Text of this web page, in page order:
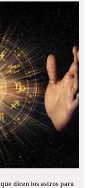
dicen los astros para